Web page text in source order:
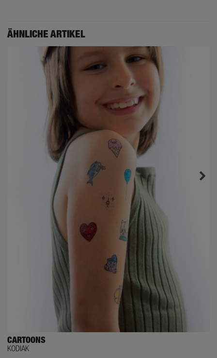
ÄHNLICHE ARTIKEL
CARTOONS
KODIAK